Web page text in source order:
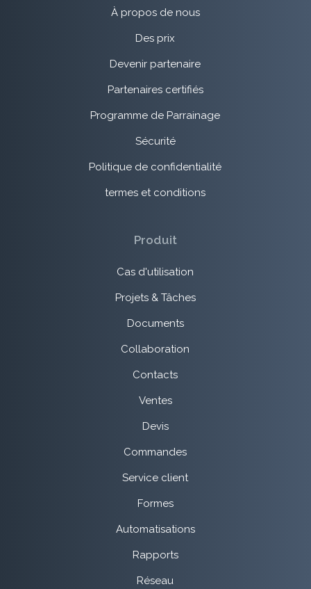
À propos de nous
Des prix
Devenir partenaire
Partenaires certifiés
Programme de Parrainage
Sécurité
Politique de confidentialité
termes et conditions
Produit
Cas d'utilisation
Projets & Tâches
Documents
Collaboration
Contacts
Ventes
Devis
Commandes
Service client
Formes
Automatisations
Rapports
Réseau